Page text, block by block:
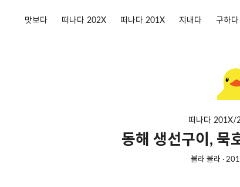
맛보다 떠나다 202X 떠나다 201X 지내다 구하다
떠나다 201X/
동해 생선구이, 묵
블라 블라 ·